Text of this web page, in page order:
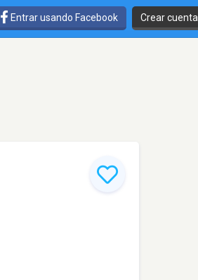
Entrar usando Facebook Crear cuenta